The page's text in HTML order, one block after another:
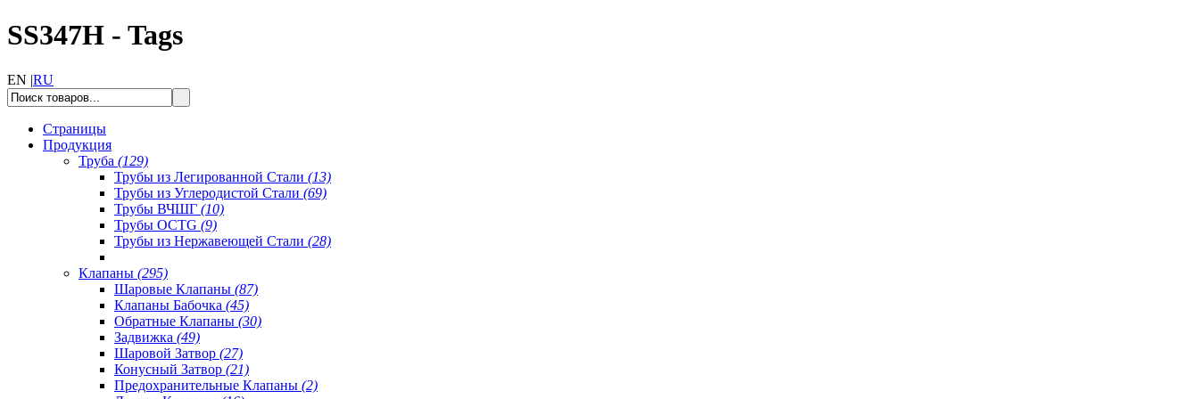
SS347H - Tags
EN |RU
Страницы
Продукция
Труба (129)
Трубы из Легированной Стали (13)
Трубы из Углеродистой Стали (69)
Трубы ВЧШГ (10)
Трубы OCTG (9)
Трубы из Нержавеющей Стали (28)
Клапаны (295)
Шаровые Клапаны (87)
Клапаны Бабочка (45)
Обратные Клапаны (30)
Задвижка (49)
Шаровой Затвор (27)
Конусный Затвор (21)
Предохранительные Клапаны (2)